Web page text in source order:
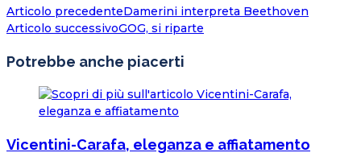
Articolo precedenteDamerini interpreta Beethoven
Articolo successivoGOG, si riparte
Potrebbe anche piacerti
Vicentini-Carafa, eleganza e affiatamento